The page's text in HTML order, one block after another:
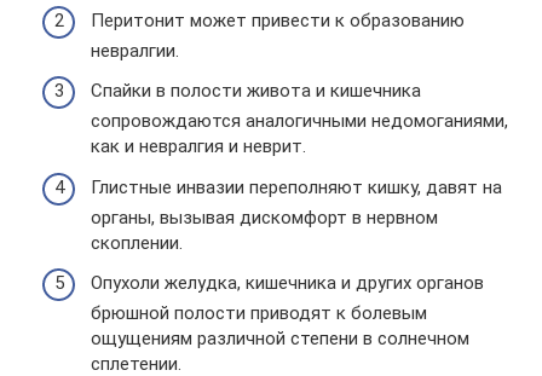
Перитонит может привести к образованию
невралгии.
Спайки в полости живота и кишечника
сопровождаются аналогичными недомоганиями,
как и невралгия и неврит.
Глистные инвазии переполняют кишку, давят на
органы, вызывая дискомфорт в нервном
скоплении.
Опухоли желудка, кишечника и других органов
брюшной полости приводят к болевым
ощущениям различной степени в солнечном
сплетении.